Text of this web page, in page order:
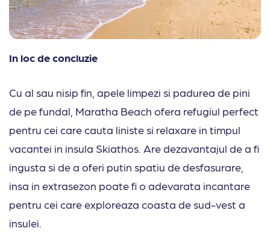
In loc de concluzie
Cu al sau nisip fin, apele limpezi si padurea de pini
de pe fundal, Maratha Beach ofera refugiul perfect
pentru cei care cauta liniste si relaxare in timpul
vacantei in insula Skiathos. Are dezavantajul de a fi
ingusta si de a oferi putin spatiu de desfasurare,
insa in extrasezon poate fi o adevarata incantare
pentru cei care exploreaza coasta de sud-vest a
insulei.